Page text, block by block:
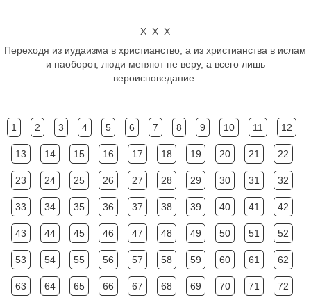
Х Х Х
Переходя из иудаизма в христианство, а из христианства в ислам
и наоборот, люди меняют не веру, а всего лишь
вероисповедание.
1 2 3 4 5 6 7 8 9 10 11 12
13 14 15 16 17 18 19 20 21 22
23 24 25 26 27 28 29 30 31 32
33 34 35 36 37 38 39 40 41 42
43 44 45 46 47 48 49 50 51 52
53 54 55 56 57 58 59 60 61 62
63 64 65 66 67 68 69 70 71 72